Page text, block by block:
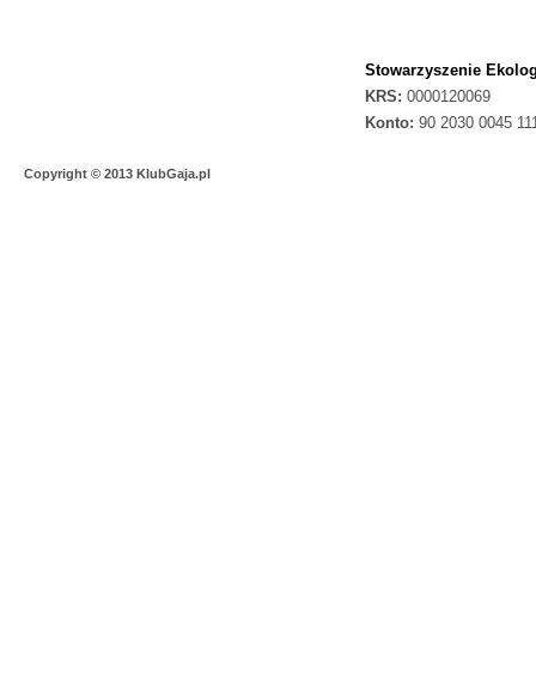
Stowarzyszenie
KRS: 0000120069
Konto: 90 2030 0045
Copyright © 2013 KlubGaja.pl